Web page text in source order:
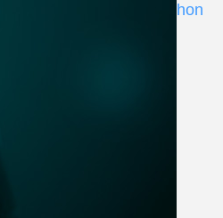
at Deutsche Grammophon